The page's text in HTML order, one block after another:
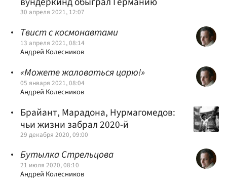
30 апреля 2021, 12:07
Твист с космонавтами
13 апреля 2021, 08:14
Андрей Колесников
«Можете жаловаться царю!»
05 января 2021, 08:04
Андрей Колесников
Брайант, Марадона, Нурмагомедов:
чьи жизни забрал 2020-й
29 декабря 2020, 09:00
Бутылка Стрельцова
21 июля 2020, 08:10
Андрей Колесников